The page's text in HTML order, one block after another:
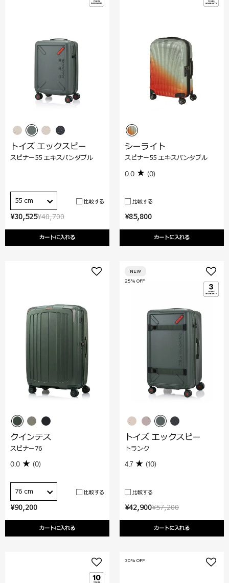
¥40,700
¥30,525
カートに入れる
トイズ エックスピー
スピナー55 エキスパンダブル
55 cm 比較する
¥85,800
カートに入れる
シーライト
スピナー55 エキスパンダブル
0.0 (0)
比較する
¥90,200
カートに入れる
クインテス
スピナー76
0.0 (0)
76 cm 比較する
¥57,200
¥42,900
カートに入れる
25% OFF
NEW
トイズ エックスピー
トランク
4.7 (10)
比較する
30% OFF